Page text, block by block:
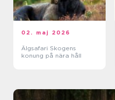
02. maj 2026
Älgsafari Skogens
konung på nära håll